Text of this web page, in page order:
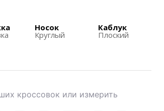
белый и оливковый цвета, что
размеры, специально
городской моды с
Носок
Круглый
Каблук
Плоский
кроссовок или измерить